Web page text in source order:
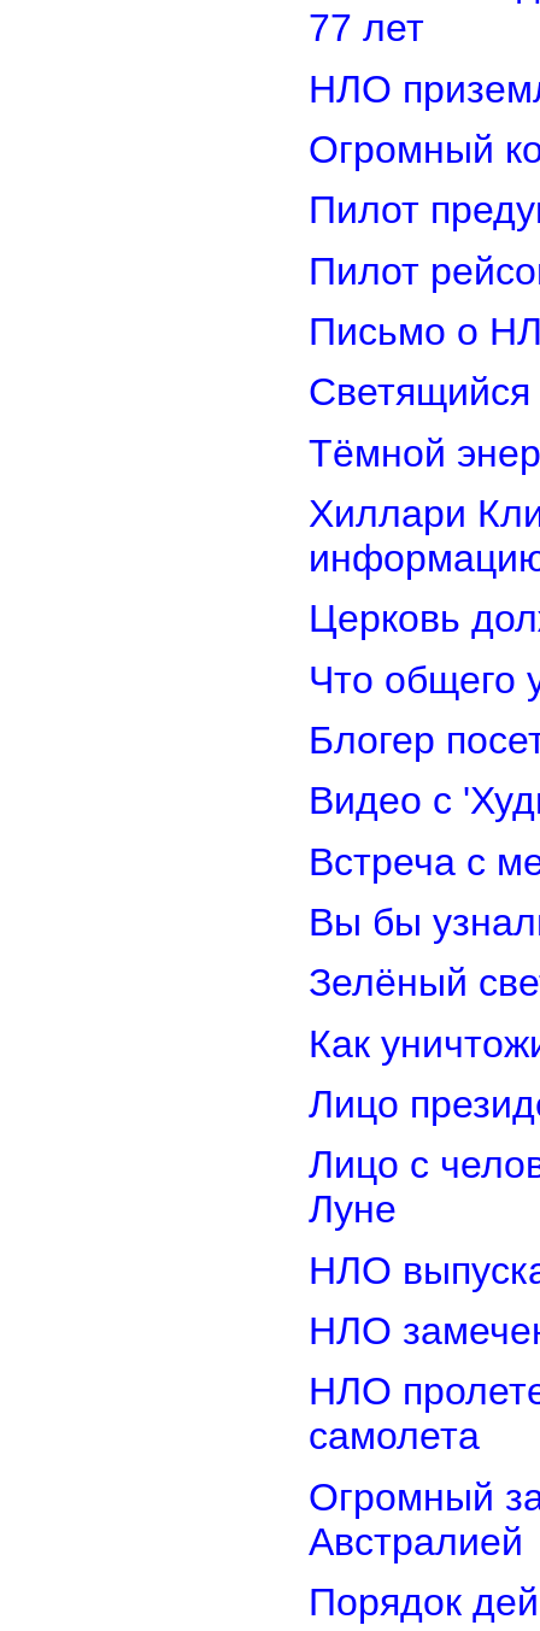
77 лет
НЛО
Огромный
Пилот
Пилот
Письмо о
Светящийся
Тёмной
Хиллари
Церковь
Что общего
Блогер
Видео с
Встреча с
Вы бы
Зелёный
Как
Лицо
Лицо с
Луне
НЛО
НЛО
НЛО
самолета
Огромный
Австралией
Порядок